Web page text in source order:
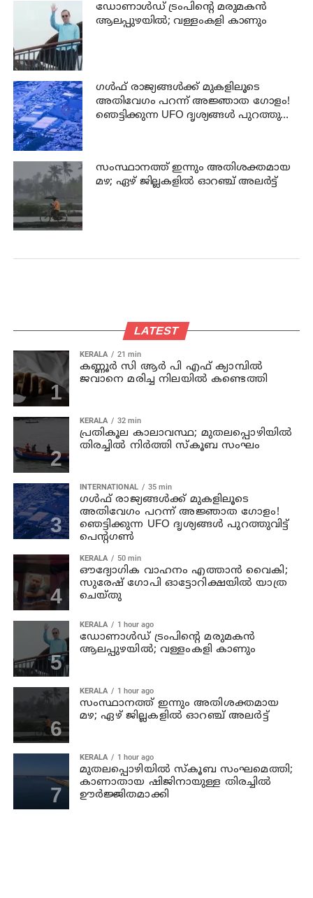
ഡോണാള്‍ഡ് ട്രംപിന്റെ മരുമകന്‍
ആലപ്പുഴയിൽ; വള്ളംകളി കാണും
ഗൾഫ് രാജ്യങ്ങൾക്ക് മുകളിലൂടെ
അതിവേഗം പറന്ന് അജ്ഞാത ഗോളം!
ഞെട്ടിക്കുന്ന UFO ദൃശ്യങ്ങൾ പുറത്തുവിട്ട്
സംസ്ഥാനത്ത് ഇന്നും അതിശക്തമായ
മഴ; ഏഴ് ജില്ലകളില്‍ ഓറഞ്ച് അലര്‍ട്ട്
LATEST
KERALA 21 min
കണ്ണൂര്‍ സി ആര്‍ പി എഫ് ക്യാമ്പില്‍
ജവാനെ മരിച്ച നിലയില്‍ കണ്ടെത്തി
KERALA 32 min
പ്രതികൂല കാലാവസ്ഥ; മുതലപ്പൊഴിയില്‍
തിരച്ചില്‍ നിര്‍ത്തി സ്കൂബ സംഘം
INTERNATIONAL 35 min
ഗൾഫ് രാജ്യങ്ങൾക്ക് മുകളിലൂടെ
അതിവേഗം പറന്ന് അജ്ഞാത ഗോളം!
ഞെട്ടിക്കുന്ന UFO ദൃശ്യങ്ങൾ പുറത്തുവിട്ട്
പെന്റഗൺ
KERALA 50 min
ഔദ്യോഗിക വാഹനം എത്താന്‍ വൈകി;
സുരേഷ് ഗോപി ഓട്ടോറിക്ഷയില്‍ യാത്ര
ചെയ്തു
KERALA 1 hour ago
ഡോണാള്‍ഡ് ട്രംപിന്റെ മരുമകന്‍
ആലപ്പുഴയിൽ; വള്ളംകളി കാണും
KERALA 1 hour ago
സംസ്ഥാനത്ത് ഇന്നും അതിശക്തമായ
മഴ; ഏഴ് ജില്ലകളില്‍ ഓറഞ്ച് അലര്‍ട്ട്
KERALA 1 hour ago
മുതലപ്പൊഴിയില്‍ സ്‌കൂബ സംഘമെത്തി;
കാണാതായ ഷിജിനായുള്ള തിരച്ചില്‍
ഊര്‍ജ്ജിതമാക്കി